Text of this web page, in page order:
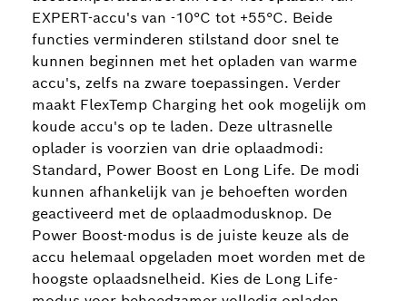
EXPERT-accu's van -10°C tot +55°C. Beide
functies verminderen stilstand door snel te
kunnen beginnen met het opladen van warme
accu's, zelfs na zware toepassingen. Verder
maakt FlexTemp Charging het ook mogelijk om
koude accu's op te laden. Deze ultrasnelle
oplader is voorzien van drie oplaadmodi:
Standard, Power Boost en Long Life. De modi
kunnen afhankelijk van je behoeften worden
geactiveerd met de oplaadmodusknop. De
Power Boost-modus is de juiste keuze als de
accu helemaal opgeladen moet worden met de
hoogste oplaadsnelheid. Kies de Long Life-